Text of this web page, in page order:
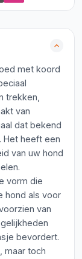
met koord
trekken,
van
dat bekend
Het heeft een
van uw hond
vorm die
hond als voor
van
bevordert.
maar toch